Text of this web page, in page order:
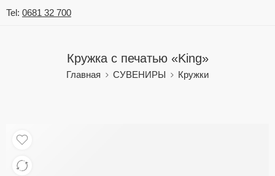
Tel: 0681 32 700
Кружка с печатью «King»
Главная СУВЕНИРЫ Кружки